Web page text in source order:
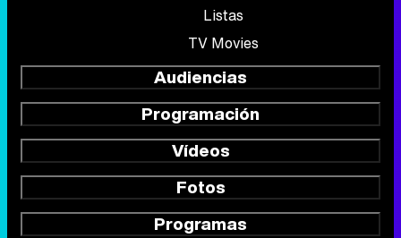
Listas
TV Movies
Audiencias
Programación
Vídeos
Fotos
Programas